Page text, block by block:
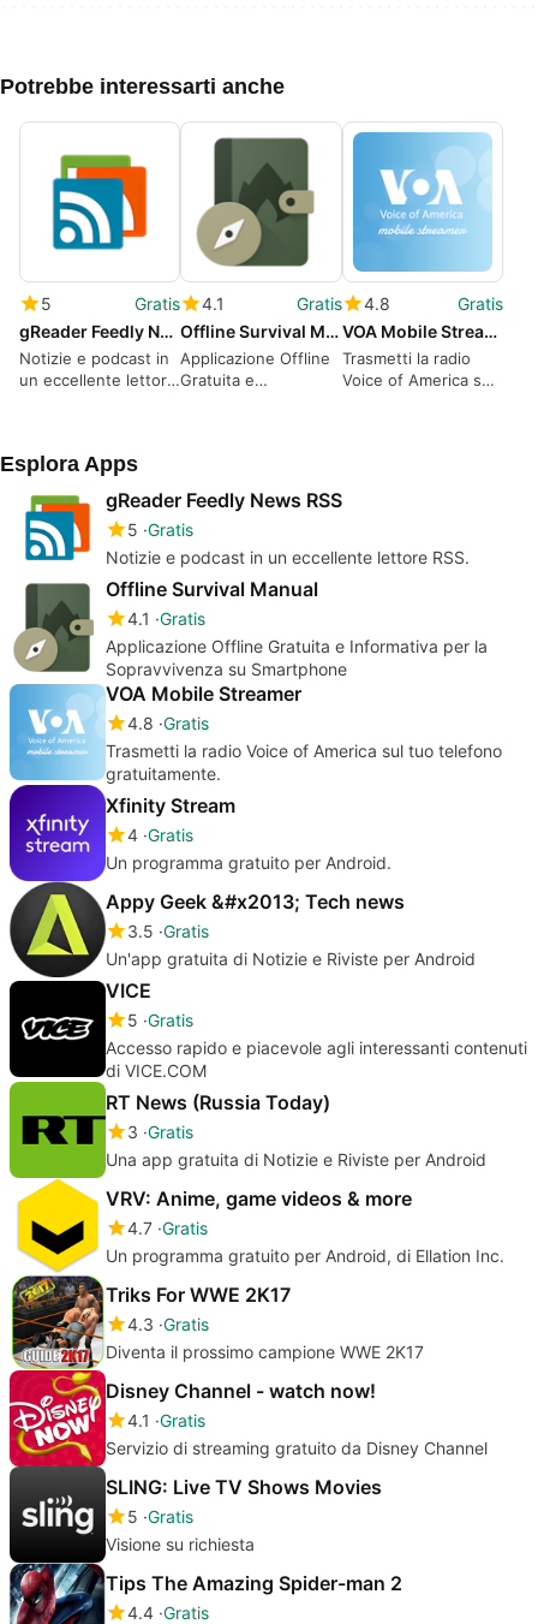
Potrebbe interessarti anche
5
Gratis
gReader Feedly News RSS
Notizie e podcast in
un eccellente lettore
4.1
Gratis
Offline Survival Manual
Applicazione Offline
Gratuita e
4.8
Gratis
VOA Mobile Streamer
Trasmetti la radio
Voice of America sul
Esplora Apps
gReader Feedly News RSS
5 Gratis
Notizie e podcast in un eccellente lettore RSS.
Offline Survival Manual
4.1 Gratis
Applicazione Offline Gratuita e Informativa per la
Sopravvivenza su Smartphone
VOA Mobile Streamer
4.8 Gratis
Trasmetti la radio Voice of America sul tuo telefono
gratuitamente.
Xfinity Stream
4 Gratis
Un programma gratuito per Android.
Appy Geek &#x2013; Tech news
3.5 Gratis
Un'app gratuita di Notizie e Riviste per Android
VICE
5 Gratis
Accesso rapido e piacevole agli interessanti contenuti
di VICE.COM
RT News (Russia Today)
3 Gratis
Una app gratuita di Notizie e Riviste per Android
VRV: Anime, game videos & more
4.7 Gratis
Un programma gratuito per Android, di Ellation Inc.
Triks For WWE 2K17
4.3 Gratis
Diventa il prossimo campione WWE 2K17
Disney Channel - watch now!
4.1 Gratis
Servizio di streaming gratuito da Disney Channel
SLING: Live TV Shows Movies
5 Gratis
Visione su richiesta
Tips The Amazing Spider-man 2
4.4 Gratis